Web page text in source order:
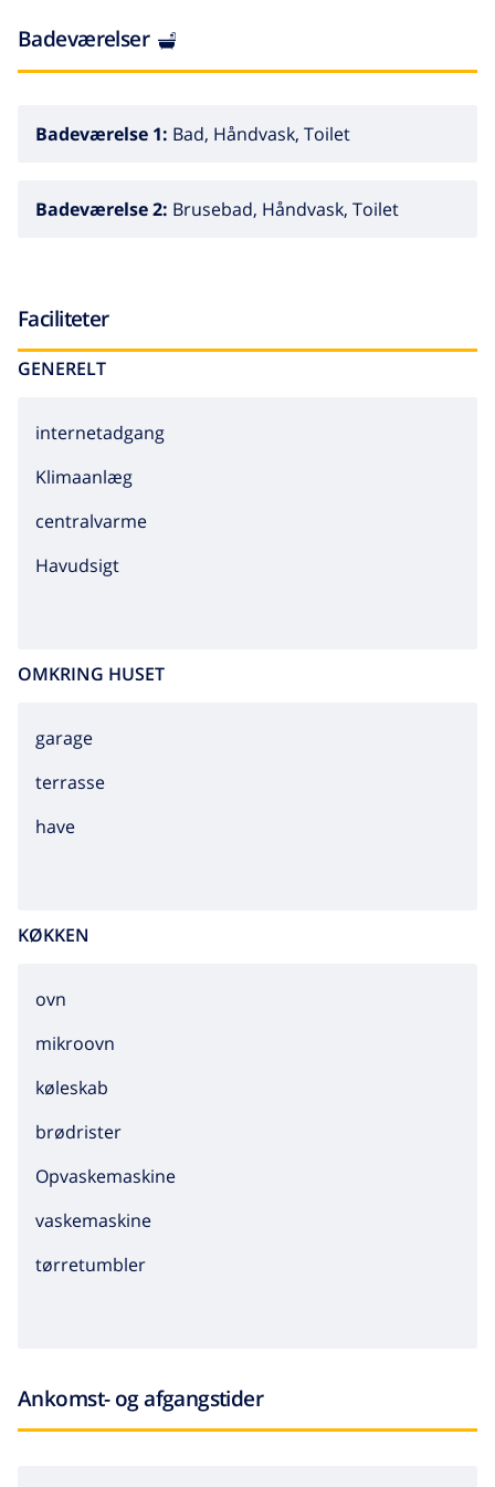
Badeværelser
Badeværelse 1: Bad, Håndvask, Toilet
Badeværelse 2: Brusebad, Håndvask, Toilet
Faciliteter
GENERELT
internetadgang
Klimaanlæg
centralvarme
Havudsigt
OMKRING HUSET
garage
terrasse
have
KØKKEN
ovn
mikroovn
køleskab
brødrister
Opvaskemaskine
vaskemaskine
tørretumbler
Ankomst- og afgangstider